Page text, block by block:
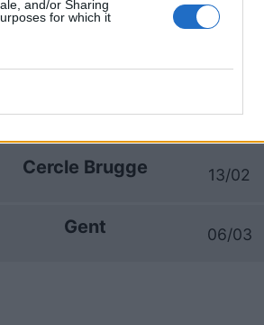
and/or Sharing
for which it
26/12
Cercle Brugge 13/02
Gent 06/03